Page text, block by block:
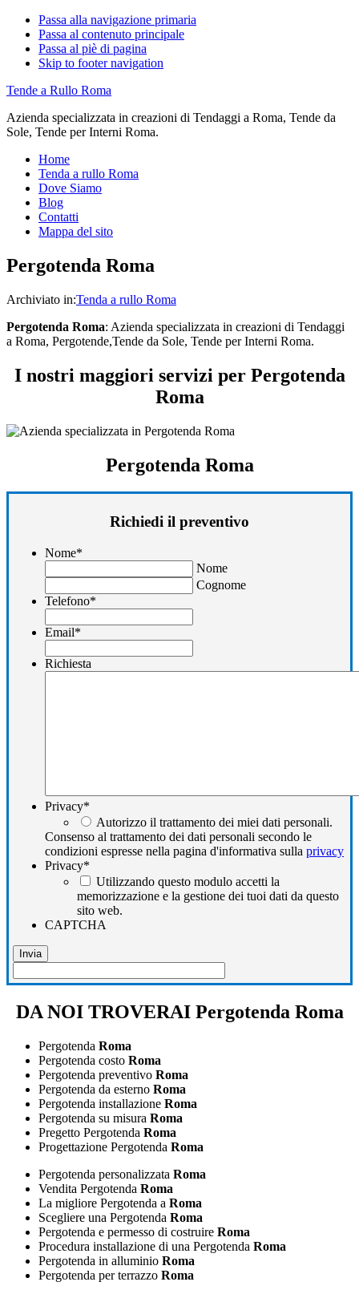
Passa alla navigazione primaria
Passa al contenuto principale
Passa al piè di pagina
Skip to footer navigation
Tende a Rullo Roma
Azienda specializzata in creazioni di Tendaggi a Roma, Tende da
Sole, Tende per Interni Roma.
Home
Tenda a rullo Roma
Dove Siamo
Blog
Contatti
Mappa del sito
Pergotenda Roma
Archiviato in:Tenda a rullo Roma
Pergotenda Roma: Azienda specializzata in creazioni di Tendaggi
a Roma, Pergotende,Tende da Sole, Tende per Interni Roma.
I nostri maggiori servizi per Pergotenda
Roma
Pergotenda Roma
Richiedi il preventivo
Nome*
Nome
Cognome
Telefono*
Email*
Richiesta
Privacy*
Autorizzo il trattamento dei miei dati personali.
Consenso al trattamento dei dati personali secondo le
condizioni espresse nella pagina d'informativa sulla privacy
Privacy*
Utilizzando questo modulo accetti la
memorizzazione e la gestione dei tuoi dati da questo
sito web.
CAPTCHA
DA NOI TROVERAI Pergotenda Roma
Pergotenda Roma
Pergotenda costo Roma
Pergotenda preventivo Roma
Pergotenda da esterno Roma
Pergotenda installazione Roma
Pergotenda su misura Roma
Pregetto Pergotenda Roma
Progettazione Pergotenda Roma
Pergotenda personalizzata Roma
Vendita Pergotenda Roma
La migliore Pergotenda a Roma
Scegliere una Pergotenda Roma
Pergotenda e permesso di costruire Roma
Procedura installazione di una Pergotenda Roma
Pergotenda in alluminio Roma
Pergotenda per terrazzo Roma